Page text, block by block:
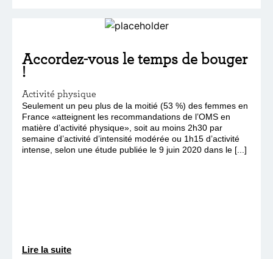
Accordez-vous le temps de bouger
!
Activité physique
Seulement un peu plus de la moitié (53 %) des femmes en
France «atteignent les recommandations de l’OMS en
matière d’activité physique», soit au moins 2h30 par
semaine d’activité d’intensité modérée ou 1h15 d’activité
intense, selon une étude publiée le 9 juin 2020 dans le [...]
Lire la suite